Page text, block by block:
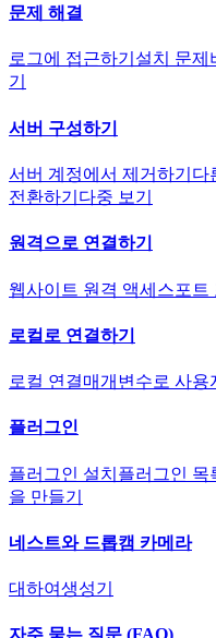
문제 해결
로그에 접근하기 설치 문제
기
서버 구성하기
서버 계정에서 제거하기 다
전환하기 다중 보기
원격으로 연결하기
웹사이트 원격 액세스포트
로컬로 연결하기
로컬 연결매개변수로 사용
플러그인
플러그인 설치 플러그인 목
을 만들기
네스트와 드롭캠 카메라
대하여생성기